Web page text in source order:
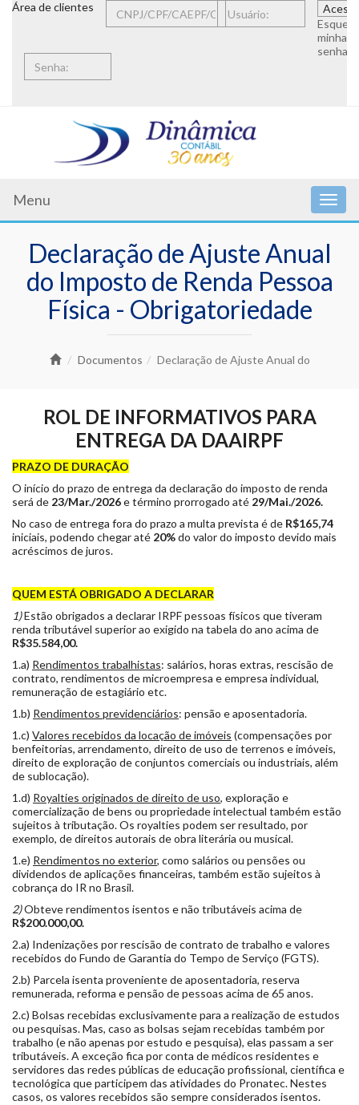
Área de clientes
Esqueci
minha
senha
Menu
Declaração de Ajuste Anual
do Imposto de Renda Pessoa
Física - Obrigatoriedade
Documentos Declaração de Ajuste Anual do
ROL DE INFORMATIVOS PARA
ENTREGA DA DAAIRPF
PRAZO DE DURAÇÃO
O início do prazo de entrega da declaração do imposto de renda
será de 23/Mar./2026e término prorrogado até 29/Mai./2026.
No caso de entrega fora do prazo a multa prevista é de R$165,74
iniciais, podendo chegar até 20%do valor do imposto devido mais
acréscimos de juros.
QUEM ESTÁ OBRIGADO A DECLARAR
1)Estão obrigados a declarar IRPF pessoas físicos que tiveram
renda tributável superior ao exigido na tabela do ano acima de
R$35.584,00.
1.a) Rendimentos trabalhistas: salários, horas extras, rescisão de
contrato, rendimentos de microempresa e empresa individual,
remuneração de estagiário etc.
1.b) Rendimentos previdenciários: pensão e aposentadoria.
1.c) Valores recebidos da locação de imóveis (compensações por
benfeitorias, arrendamento, direito de uso de terrenos e imóveis,
direito de exploração de conjuntos comerciais ou industriais, além
de sublocação).
1.d) Royalties originados de direito de uso, exploração e
comercialização de bens ou propriedade intelectual também estão
sujeitos à tributação. Os royalties podem ser resultado, por
exemplo, de direitos autorais de obra literária ou musical.
1.e) Rendimentos no exterior, como salários ou pensões ou
dividendos de aplicações financeiras, também estão sujeitos à
cobrança do IR no Brasil.
2)Obteve rendimentos isentos e não tributáveis acima de
R$200.000,00.
2.a) Indenizações por rescisão de contrato de trabalho e valores
recebidos do Fundo de Garantia do Tempo de Serviço (FGTS).
2.b) Parcela isenta proveniente de aposentadoria, reserva
remunerada, reforma e pensão de pessoas acima de 65 anos.
2.c) Bolsas recebidas exclusivamente para a realização de estudos
ou pesquisas. Mas, caso as bolsas sejam recebidas também por
trabalho (e não apenas por estudo e pesquisa), elas passam a ser
tributáveis. A exceção fica por conta de médicos residentes e
servidores das redes públicas de educação profissional, científica e
tecnológica que participem das atividades do Pronatec. Nestes
casos, os valores recebidos são sempre considerados isentos.